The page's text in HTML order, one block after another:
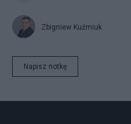
Zbigniew Kuźmiuk
Napisz notkę